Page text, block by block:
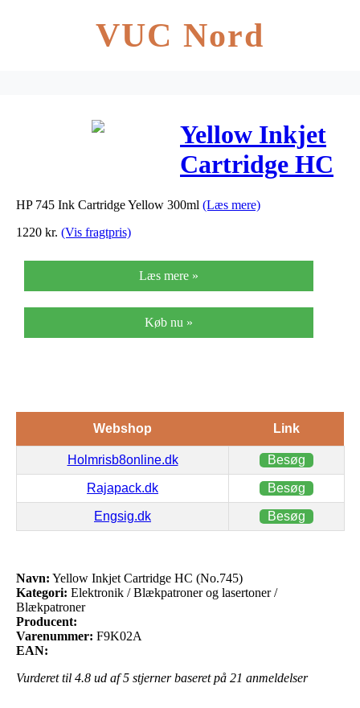
VUC Nord
Yellow Inkjet
Cartridge HC
(No.745)
HP 745 Ink Cartridge Yellow 300ml (Læs mere)
1220 kr. (Vis fragtpris)
Læs mere »
Køb nu »
Webshop Link
Holmrisb8online.dk Besøg
Rajapack.dk Besøg
Engsig.dk Besøg
Navn: Yellow Inkjet Cartridge HC (No.745)
Kategori: Elektronik / Blækpatroner og lasertoner /
Blækpatroner
Producent:
Varenummer: F9K02A
EAN:
Vurderet til 4.8 ud af 5 stjerner baseret på 21 anmeldelser